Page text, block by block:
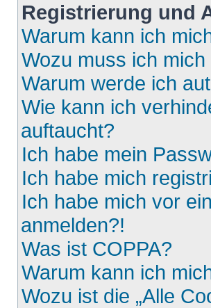
Registrierung und
Warum kann ich
Wozu muss ich
Warum werde ich
Wie kann ich
auftaucht?
Ich habe mein
Ich habe mich
Ich habe mich vor
anmelden?!
Was ist COPPA?
Warum kann ich
Wozu ist die „Alle